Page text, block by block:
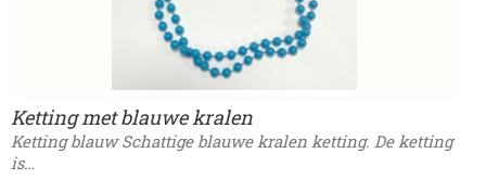
Ketting met blauwe kralen
Ketting blauw Schattige blauwe kralen ketting. De ketting
is…